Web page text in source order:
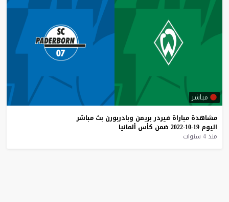
مباشر
مشاهدة مباراة فيردر بريمن وبادربورن بث مباشر
اليوم 19-10-2022 ضمن كأس ألمانيا
منذ 4 سنوات